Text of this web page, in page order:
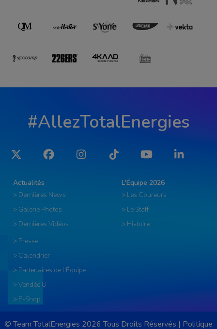
#AllezTotalEnergies
Twitter Facebook Instagram Tiktok YouTube LinkedIn
Actualités
> Dernières News
> Galerie Photos
> Dernières Vidéos
L'Équipe 2026
> Les Coureurs
> Le Staff
> Histoire
> Presse
> Calendrier
> Partenaires de l'Équipe
> Vendée U
> E-Shop
© Team TotalEnergies 2026 Tous Droits Réservés | Politique